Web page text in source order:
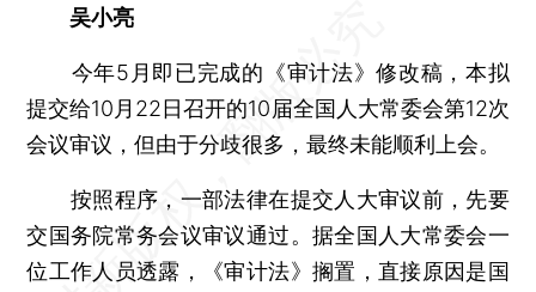
吴小亮
今年5月即已完成的《审计法》修改稿，本拟
提交给10月22日召开的10届全国人大常委会第12次
会议审议，但由于分歧很多，最终未能顺利上会。
按照程序，一部法律在提交人大审议前，先要
交国务院常务会议审议通过。据全国人大常委会一
位工作人员透露，《审计法》搁置，直接原因是国